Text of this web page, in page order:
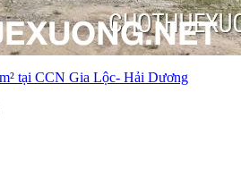
tại CCN Gia Lộc- Hải Dương